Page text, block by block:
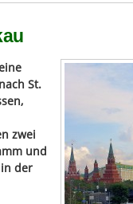
St.
zwei
und
der